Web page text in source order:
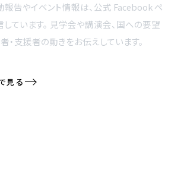
告やイベント情報は、公式 Facebook ペ
ています。 見学会や講演会、国への要望
・支援者の動きをお伝えしています。
見る